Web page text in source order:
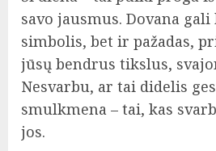
savo jausmus. Dovana
simbolis, bet ir pažadas,
jūsų bendrus tikslus,
Nesvarbu, ar tai didelis
smulkmena – tai, kas
jos.